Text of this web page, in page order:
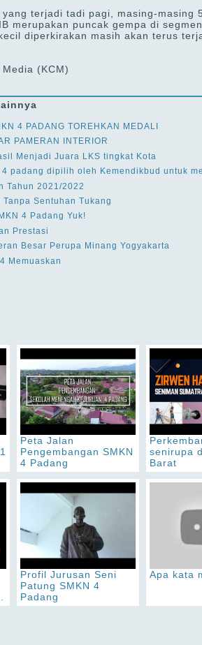
terjadi tadi pagi, masing-masing
merupakan puncak gempa di
diperkirakan masih akan terus
(KCM)
4 PADANG TOREHKAN MEDALI
PAMERAN INTERIOR
Menjadi Juara LKS tingkat Kota
4 padang dipilih oleh Kemendikbud untuk
Tahun 2021/2022
Sentuhan Tukang
4 Padang Yuk!
Prestasi
Besar Perupa Minang Yogyakarta
Memuaskan
Peta Jalan
Pengembangan SMKN
4 Padang
senirupa
Barat
Profil Jurusan Seni
Patung SMKN 4
Padang
Apa kata